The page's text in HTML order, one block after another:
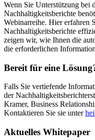
Wenn Sie Unterstützung bei
Nachhaltigkeitsberichte
Webinarreihe. Hier erfahren
Nachhaltigkeitsberichte
zeigen wir, wie Ihnen die
die erforderlichen
Bereit für eine
Falls Sie vertiefende
der
Kramer, Business
Kontaktieren Sie sie unter
Aktuelles Whitepaper